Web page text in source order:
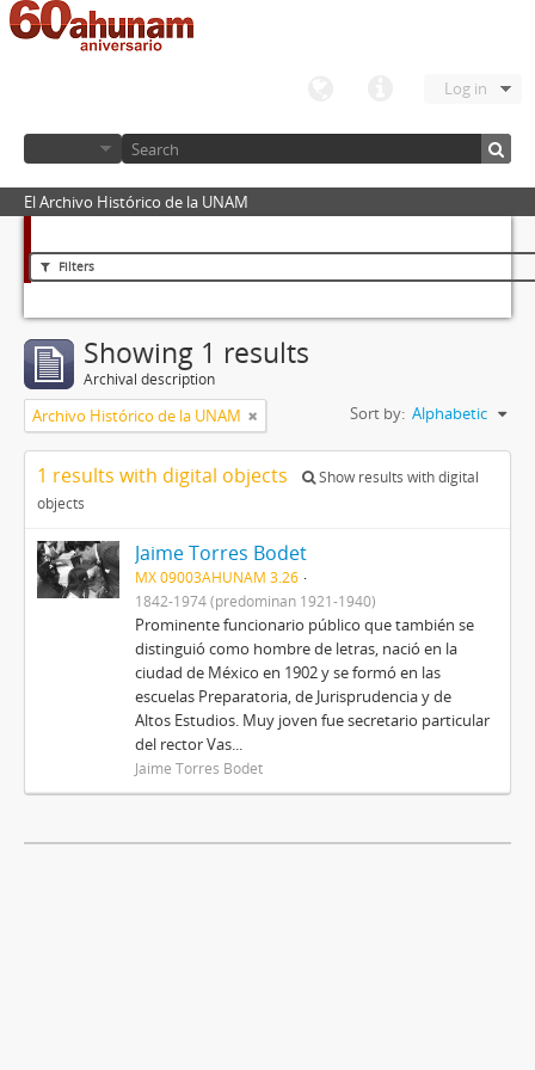
Log in
El Archivo Histórico de la UNAM
Filters
Showing 1 results
Archival description
Archivo Histórico de la UNAM Sort by: Alphabetic
1 results with digital objects
Show results with digital
objects
Jaime Torres Bodet
MX 09003AHUNAM 3.26
1842-1974 (predominan 1921-1940)
Prominente funcionario público que también se
distinguió como hombre de letras, nació en la
ciudad de México en 1902 y se formó en las
escuelas Preparatoria, de Jurisprudencia y de
Altos Estudios. Muy joven fue secretario particular
del rector Vas...
Jaime Torres Bodet